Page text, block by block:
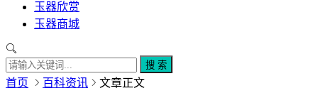
玉器欣赏
玉器商城
搜 索
首页 百科资讯 文章正文